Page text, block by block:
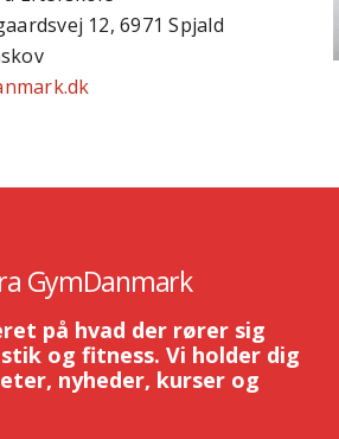
12, 6971 Spjald
GymDanmark
på hvad der rører sig
og fitness. Vi holder dig
nyheder, kurser og